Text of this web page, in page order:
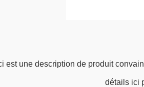
est une description de produit
détails ici